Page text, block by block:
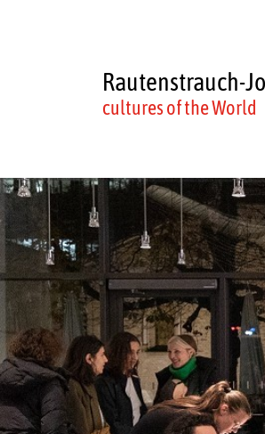
Rautenstrauch-
cultures of the World